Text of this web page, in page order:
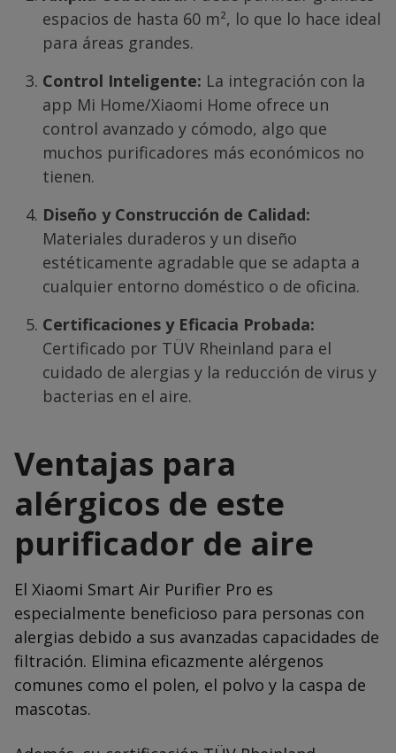
espacios de hasta 60 m², lo que lo hace ideal
para áreas grandes.
Control Inteligente: La integración con la
app Mi Home/Xiaomi Home ofrece un
control avanzado y cómodo, algo que
muchos purificadores más económicos no
tienen.
Diseño y Construcción de Calidad:
Materiales duraderos y un diseño
estéticamente agradable que se adapta a
cualquier entorno doméstico o de oficina.
Certificaciones y Eficacia Probada:
Certificado por TÜV Rheinland para el
cuidado de alergias y la reducción de virus y
bacterias en el aire.
Ventajas para
alérgicos de este
purificador de aire
El Xiaomi Smart Air Purifier Pro es
especialmente beneficioso para personas con
alergias debido a sus avanzadas capacidades de
filtración. Elimina eficazmente alérgenos
comunes como el polen, el polvo y la caspa de
mascotas.